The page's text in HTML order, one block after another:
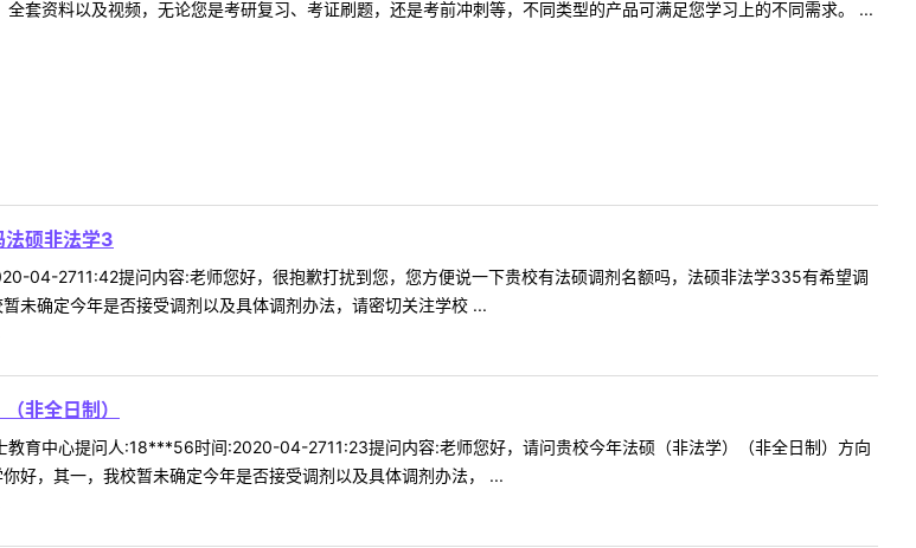
套资料以及视频，无论您是考研复习、考证刷题，还是考前冲刺等，不同类型的产品可满足您学习上的不同需求。 ...
法硕非法学3
04-2711:42提问内容:老师您好，很抱歉打扰到您，您方便说一下贵校有法硕调剂名额吗，法硕非法学335有希望调
未确定今年是否接受调剂以及具体调剂办法，请密切关注学校 ...
非全日制）
教育中心提问人:18***56时间:2020-04-2711:23提问内容:老师您好，请问贵校今年法硕（非法学）（非全日制）方向
好，其一，我校暂未确定今年是否接受调剂以及具体调剂办法， ...